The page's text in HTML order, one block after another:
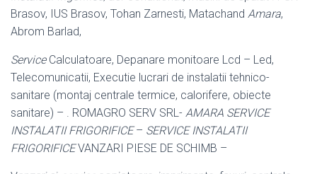
Brasov, IUS Brasov, Tohan Zarnesti, Matachand Amara,
Abrom Barlad,
ServiceCalculatoare, Depanare monitoare Lcd – Led,
Telecomunicatii, Executie lucrari de instalatii tehnico-
sanitare (montaj centrale termice, calorifere, obiecte
sanitare) – . ROMAGRO SERV SRL- AMARA SERVICE
INSTALATII FRIGORIFICE– SERVICE INSTALATII
FRIGORIFICEVANZARI PIESE DE SCHIMB –